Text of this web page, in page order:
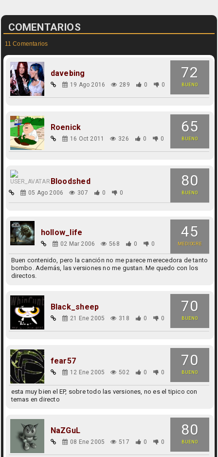
COMENTARIOS
11 Comentarios
72
BUENO
davebing
19 Ago 2016 289 0 0
65
BUENO
Roenick
16 Oct 2011 326 0 0
80
BUENO
Bloodshed
05 Ago 2006 307 0 0
45
MEDIOCRE
hollow_life
02 Mar 2006 568 0 0
Buen contenido, pero la canción no me parece merecedora de tanto
bombo. Además, las versiones no me gustan. Me quedo con los
directos.
70
BUENO
Black_sheep
21 Ene 2005 318 0 0
70
BUENO
fear57
12 Ene 2005 502 0 0
esta muy bien el EP, sobre todo las versiones, no es el tipico con
temas en directo
80
BUENO
NaZGuL
08 Ene 2005 517 0 0